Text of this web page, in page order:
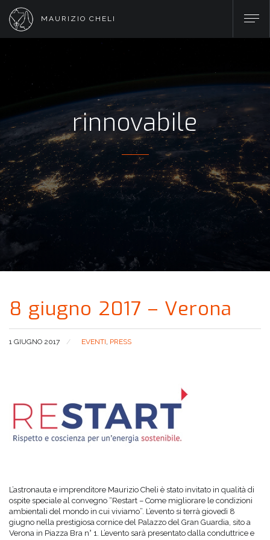
MAURIZIO CHELI
rinnovabile
8 giugno 2017 – Verona
1 GIUGNO 2017 EVENTI, PRESS
L’astronauta e imprenditore Maurizio Cheli è stato invitato in qualità di
ospite speciale al convegno “Restart – Come migliorare le condizioni
ambientali del mondo in cui viviamo”. L’evento si terrà giovedì 8
giugno nella prestigiosa cornice del Palazzo del Gran Guardia, sito a
Verona in Piazza Bra n° 1. L’evento sarà presentato dalla conduttrice e